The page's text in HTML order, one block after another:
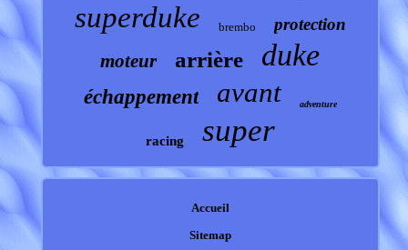
superduke brembo protection
moteur arrière duke
échappement avant adventure
racing super
Accueil
Sitemap